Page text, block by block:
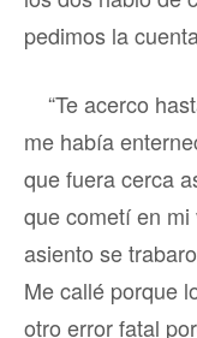
pedimos la
“Te acerco
me había
que fuera cerca
que cometí en
asiento se
Me callé porque
otro error fatal